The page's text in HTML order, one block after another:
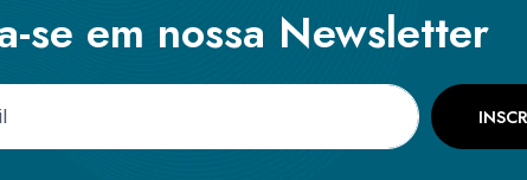
se em nossa Newsletter